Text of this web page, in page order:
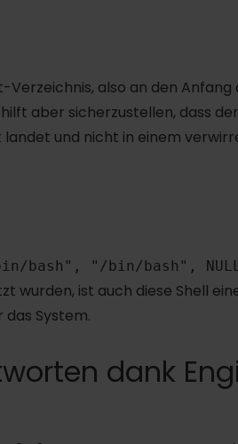
Verzeichnis, also an den Anfang
aber sicherzustellen, dass
und nicht in einem
bash", "/bin/bash",
wurden, ist auch diese Shell
System.
dank